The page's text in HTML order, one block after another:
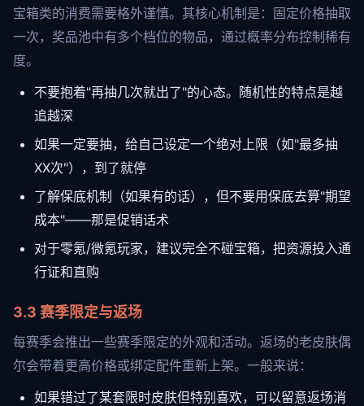
宝箱类的消费需要格外谨慎。其核心机制是：固定价格抽取
一次，奖品池中有多个档位的物品，通过概率分布控制稀有
度。
不要抱着"再抽几次就出了"的心态。随机性的特点是越
追越深
如果一定要抽，给自己设定一个绝对上限（如"最多抽
XX次"），到了就停
了解保底机制（如果有的话），但不要用保底去算"期望
成本"——那是促销话术
对于零氪/微氪玩家，建议完全不碰宝箱，把资源投入通
行证和直购
3.3 赛季限定与返场
每赛季会推出一些赛季限定的外观和活动。返场的老皮肤偶
尔会带着更高价格或绑定配件重新上架。一般来说：
如果错过了某套限时皮肤但特别喜欢，可以留意返场消